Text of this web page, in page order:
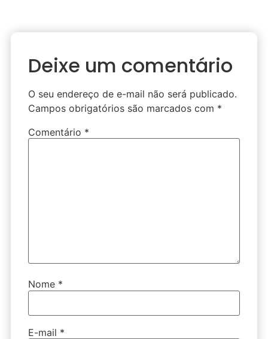
Deixe um comentário
O seu endereço de e-mail não será publicado.
Campos obrigatórios são marcados com *
Comentário *
Nome *
E-mail *